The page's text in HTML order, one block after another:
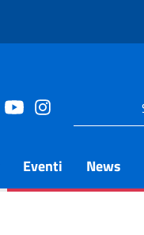
Eventi News